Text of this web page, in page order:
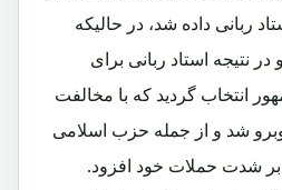
900 آن به استاد ربانی داده شد، در حالیکه
نتیجه استاد ربانی برای
انتخاب گردید که با مخالفت
شد و از جمله حزب اسلامی
بر شدت حملات خود افزود.